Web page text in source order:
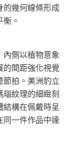
的幾何線條形成
。
側以植物意象
的間距強化視覺
節拍。美洲豹立
瑙紋理的細緻刻
構在佩戴時呈
同一件作品中達